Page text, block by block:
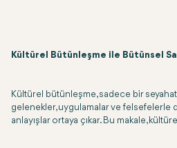
Kültürel Bütünleşme ile Bütünsel
Kültürel bütünleşme, sadece bir
gelenekler, uygulamalar ve felsefelerle
anlayışlar ortaya çıkar. Bu makale,